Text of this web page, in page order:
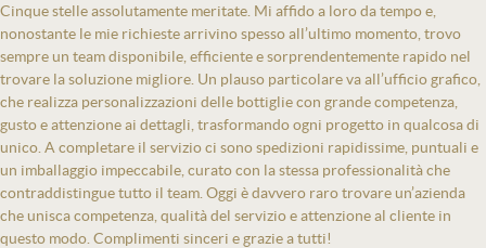
Cinque stelle assolutamente meritate. Mi affido a loro da tempo e,
nonostante le mie richieste arrivino spesso all’ultimo momento, trovo
sempre un team disponibile, efficiente e sorprendentemente rapido nel
trovare la soluzione migliore. Un plauso particolare va all’ufficio grafico,
che realizza personalizzazioni delle bottiglie con grande competenza,
gusto e attenzione ai dettagli, trasformando ogni progetto in qualcosa di
unico. A completare il servizio ci sono spedizioni rapidissime, puntuali e
un imballaggio impeccabile, curato con la stessa professionalità che
contraddistingue tutto il team. Oggi è davvero raro trovare un’azienda
che unisca competenza, qualità del servizio e attenzione al cliente in
questo modo. Complimenti sinceri e grazie a tutti!